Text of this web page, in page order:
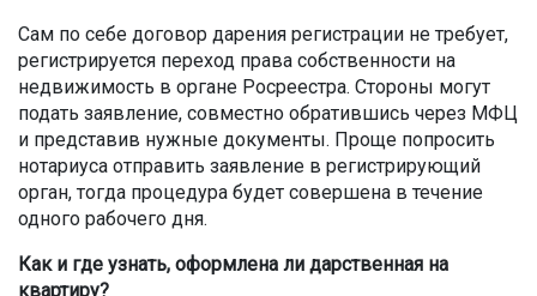
Сам по себе договор дарения регистрации не требует,
регистрируется переход права собственности на
недвижимость в органе Росреестра. Стороны могут
подать заявление, совместно обратившись через МФЦ
и представив нужные документы. Проще попросить
нотариуса отправить заявление в регистрирующий
орган, тогда процедура будет совершена в течение
одного рабочего дня.
Как и где узнать, оформлена ли дарственная на
квартиру?